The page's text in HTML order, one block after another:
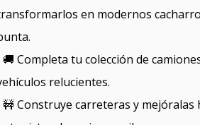
en modernos
🚚 Completa tu colección de
relucientes.
🚧 Construye carreteras y